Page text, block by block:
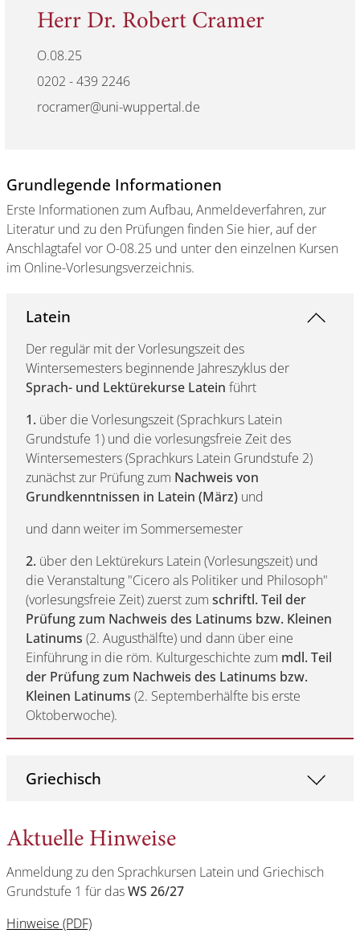
Herr Dr. Robert Cramer
O.08.25
0202 - 439 2246
rocramer@uni-wuppertal.de
Grundlegende Informationen
Erste Informationen zum Aufbau, Anmeldeverfahren, zur
Literatur und zu den Prüfungen finden Sie hier, auf der
Anschlagtafel vor O-08.25 und unter den einzelnen Kursen
im Online-Vorlesungsverzeichnis.
Latein
Der regulär mit der Vorlesungszeit des
Wintersemesters beginnende Jahreszyklus der
Sprach- und Lektürekurse Latein führt
1. über die Vorlesungszeit (Sprachkurs Latein
Grundstufe 1) und die vorlesungsfreie Zeit des
Wintersemesters (Sprachkurs Latein Grundstufe 2)
zunächst zur Prüfung zum Nachweis von
Grundkenntnissen in Latein (März) und
und dann weiter im Sommersemester
2. über den Lektürekurs Latein (Vorlesungszeit) und
die Veranstaltung "Cicero als Politiker und Philosoph"
(vorlesungsfreie Zeit) zuerst zum schriftl. Teil der
Prüfung zum Nachweis des Latinums bzw. Kleinen
Latinums (2. Augusthälfte) und dann über eine
Einführung in die röm. Kulturgeschichte zum mdl. Teil
der Prüfung zum Nachweis des Latinums bzw.
Kleinen Latinums (2. Septemberhälfte bis erste
Oktoberwoche).
Griechisch
Aktuelle Hinweise
Anmeldung zu den Sprachkursen Latein und Griechisch
Grundstufe 1 für dasWS 26/27
Hinweise (PDF)